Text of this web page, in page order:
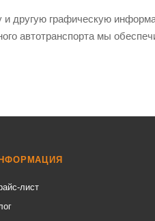
и другую графическую
автотранспорта мы
лист